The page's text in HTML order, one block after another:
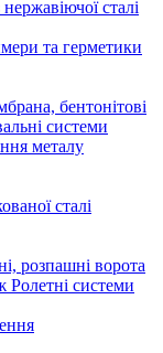
сталі
та герметики
бентонітові
системи
металу
сталі
розпашні ворота
Ролетні системи